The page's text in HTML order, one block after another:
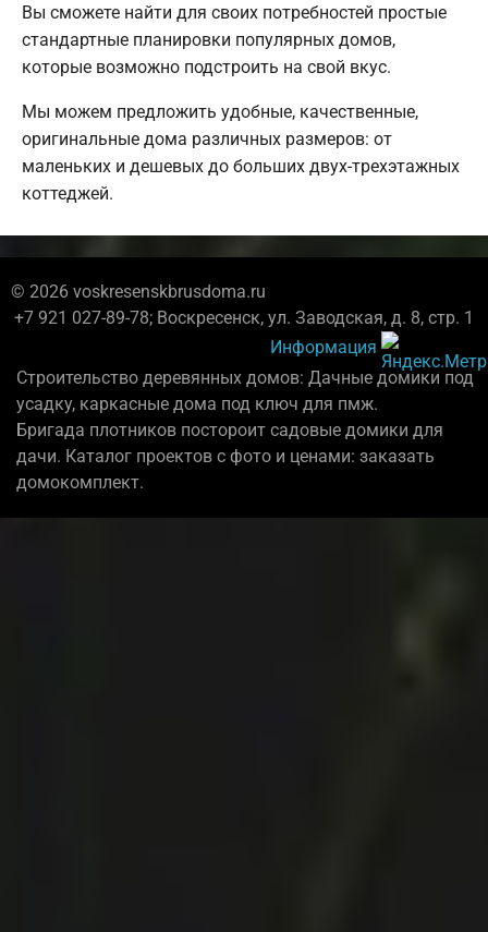
Вы сможете найти для своих потребностей простые
стандартные планировки популярных домов,
которые возможно подстроить на свой вкус.
Мы можем предложить удобные, качественные,
оригинальные дома различных размеров: от
маленьких и дешевых до больших двух-трехэтажных
коттеджей.
© 2026 voskresenskbrusdoma.ru
+7 921 027-89-78; Воскресенск, ул. Заводская, д. 8, стр. 1
Информация
Строительство деревянных домов: Дачные домики под
усадку, каркасные дома под ключ для пмж.
Бригада плотников постороит садовые домики для
дачи. Каталог проектов с фото и ценами: заказать
домокомплект.